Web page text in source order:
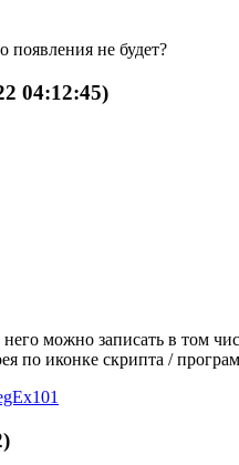
появления не будет?
04:12:45)
можно записать в том
по иконке скрипта /